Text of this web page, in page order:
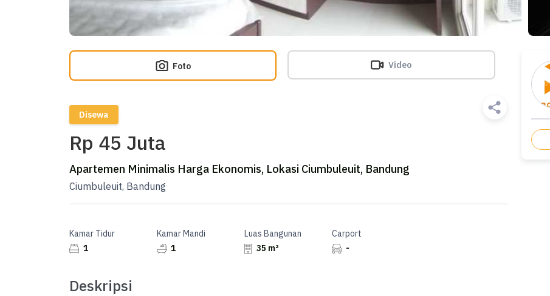
Foto Video
Disewa
Rp 45 Juta
Apartemen Minimalis Harga Ekonomis, Lokasi Ciumbuleuit, Bandung
Ciumbuleuit, Bandung
Kamar Tidur
1
Kamar Mandi
1
Luas Bangunan
35 m²
Carport
-
Deskripsi